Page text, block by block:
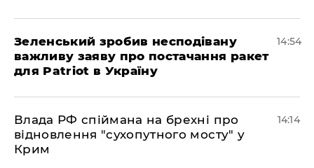
Зеленський зробив несподівану
важливу заяву про постачання ракет
для Patriot в Україну
14:54
Влада РФ спіймана на брехні про
відновлення "сухопутного мосту" у
Крим
14:14